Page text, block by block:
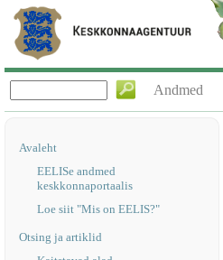
Andmed
Avaleht
EELISe andmed
keskkonnaportaalis
Loe siit "Mis on EELIS?"
Otsing ja artiklid